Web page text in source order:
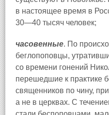
в настоящее время в
30—40 тысяч человек;
часовенные. По
беглопоповцы,
со времени гонений
перешедшие к практике
священников по чину,
а не в церквах. С